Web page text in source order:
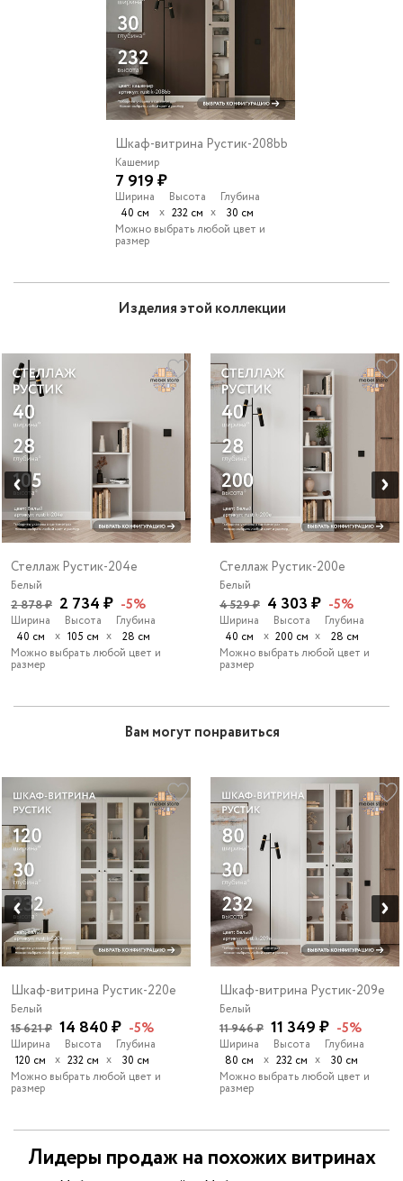
Шкаф-витрина Рустик-208bb
Кашемир
7 919 ₽
Ширина
40 см
х
Высота
232 см х
Глубина
30 см
Можно выбрать любой цвет и
размер
Изделия этой коллекции
Стеллаж Рустик-204e
Белый
2 878 ₽ 2 734 ₽ -5%
Ширина
40 см
х
Высота
105 см х
Глубина
28 см
Можно выбрать любой цвет и
размер
Стеллаж Рустик-200e
Белый
4 529 ₽ 4 303 ₽ -5%
Ширина
40 см
х
Высота
200 см х
Глубина
28 см
Можно выбрать любой цвет и
размер
Вам могут понравиться
Шкаф-витрина Рустик-220e
Белый
15 621 ₽ 14 840 ₽ -5%
Ширина
120 см
х
Высота
232 см х
Глубина
30 см
Можно выбрать любой цвет и
размер
Шкаф-витрина Рустик-209e
Белый
11 946 ₽ 11 349 ₽ -5%
Ширина
80 см
х
Высота
232 см х
Глубина
30 см
Можно выбрать любой цвет и
размер
Лидеры продаж на похожих витринах